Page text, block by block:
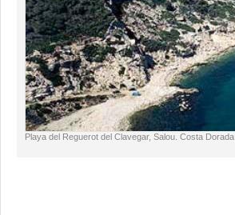
Playa del Reguerot del Clavegar, Salou. Costa Dorada